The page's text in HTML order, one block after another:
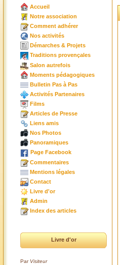
Accueil
Notre association
Comment adhérer
Nos activités
Démarches & Projets
Traditions provençales
Salon autrefois
Moments pédagogiques
Bulletin Pas à Pas
Activités Partenaires
Films
Articles de Presse
Liens amis
Nos Photos
Panoramiques
Page Facebook
Commentaires
Mentions légales
Contact
Livre d'or
Admin
Index des articles
Livre d'or
Par Visiteur